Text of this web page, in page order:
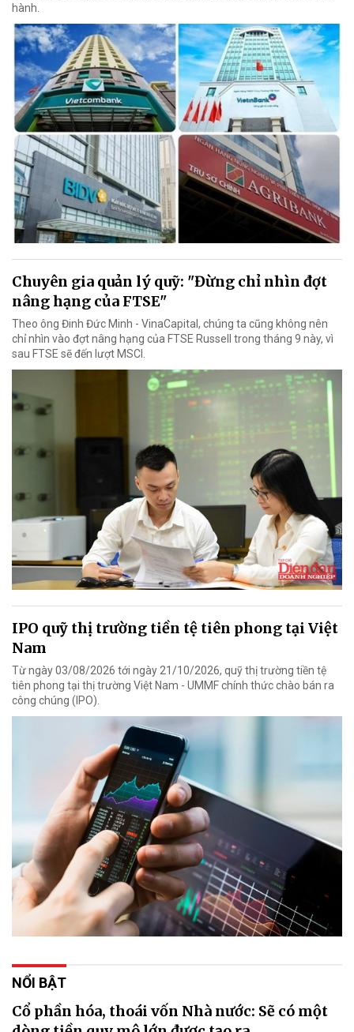
hành.
Chuyên gia quản lý quỹ: "Đừng chỉ nhìn đợt
nâng hạng của FTSE"
Theo ông Đinh Đức Minh - VinaCapital, chúng ta cũng không nên
chỉ nhìn vào đợt nâng hạng của FTSE Russell trong tháng 9 này, vì
sau FTSE sẽ đến lượt MSCI.
IPO quỹ thị trường tiền tệ tiên phong tại Việt
Nam
Từ ngày 03/08/2026 tới ngày 21/10/2026, quỹ thị trường tiền tệ
tiên phong tại thị trường Việt Nam - UMMF chính thức chào bán ra
công chúng (IPO).
NỔI BẬT
Cổ phần hóa, thoái vốn Nhà nước: Sẽ có một